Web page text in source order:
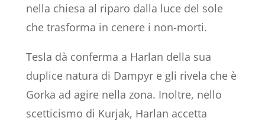
nella chiesa al riparo dalla luce del sole
che trasforma in cenere i non-morti.
Tesla dà conferma a Harlan della sua
duplice natura di Dampyr e gli rivela che è
Gorka ad agire nella zona. Inoltre, nello
scetticismo di Kurjak, Harlan accetta